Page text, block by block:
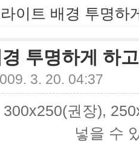
이트 배경 투명하
투명하게 하
3. 20. 04:37
권장),
넣을 수